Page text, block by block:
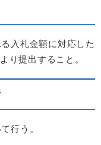
入札金額に対応した
り提出すること。
行う。